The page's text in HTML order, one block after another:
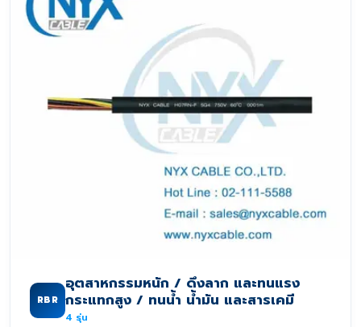
RBR
อุตสาหกรรมหนัก / ดึงลาก และทนแรง
กระแทกสูง / ทนน้ำ น้ำมัน และสารเคมี
4 รุ่น